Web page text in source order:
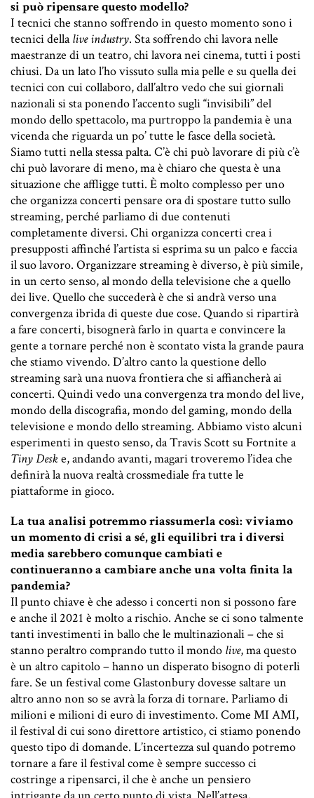
si può ripensare questo modello?
I tecnici che stanno soffrendo in questo momento sono i
tecnici dellalive industry. Sta soffrendo chi lavora nelle
maestranze di un teatro, chi lavora nei cinema, tutti i posti
chiusi. Da un lato l’ho vissuto sulla mia pelle e su quella dei
tecnici con cui collaboro, dall’altro vedo che sui giornali
nazionali si sta ponendo l’accento sugli “invisibili” del
mondo dello spettacolo, ma purtroppo la pandemia è una
vicenda che riguarda un po’ tutte le fasce della società.
Siamo tutti nella stessa palta. C’è chi può lavorare di più c’è
chi può lavorare di meno, ma è chiaro che questa è una
situazione che affligge tutti. È molto complesso per uno
che organizza concerti pensare ora di spostare tutto sullo
streaming, perché parliamo di due contenuti
completamente diversi. Chi organizza concerti crea i
presupposti affinché l’artista si esprima su un palco e faccia
il suo lavoro. Organizzare streaming è diverso, è più simile,
in un certo senso, al mondo della televisione che a quello
dei live. Quello che succederà è che si andrà verso una
convergenza ibrida di queste due cose. Quando si ripartirà
a fare concerti, bisognerà farlo in quarta e convincere la
gente a tornare perché non è scontato vista la grande paura
che stiamo vivendo. D’altro canto la questione dello
streaming sarà una nuova frontiera che si affiancherà ai
concerti. Quindi vedo una convergenza tra mondo del live,
mondo della discografia, mondo del gaming, mondo della
televisione e mondo dello streaming. Abbiamo visto alcuni
esperimenti in questo senso, da Travis Scott su Fortnite a
Tiny Deske, andando avanti, magari troveremo l’idea che
definirà la nuova realtà crossmediale fra tutte le
piattaforme in gioco.
La tua analisi potremmo riassumerla così: viviamo
un momento di crisi a sé, gli equilibri tra i diversi
media sarebbero comunque cambiati e
continueranno a cambiare anche una volta finita la
pandemia?
Il punto chiave è che adesso i concerti non si possono fare
e anche il 2021 è molto a rischio. Anche se ci sono talmente
tanti investimenti in ballo che le multinazionali – che si
stanno peraltro comprando tutto il mondo live, ma questo
è un altro capitolo – hanno un disperato bisogno di poterli
fare. Se un festival come Glastonbury dovesse saltare un
altro anno non so se avrà la forza di tornare. Parliamo di
milioni e milioni di euro di investimento. Come MI AMI,
il festival di cui sono direttore artistico, ci stiamo ponendo
questo tipo di domande. L’incertezza sul quando potremo
tornare a fare il festival come è sempre successo ci
costringe a ripensarci, il che è anche un pensiero